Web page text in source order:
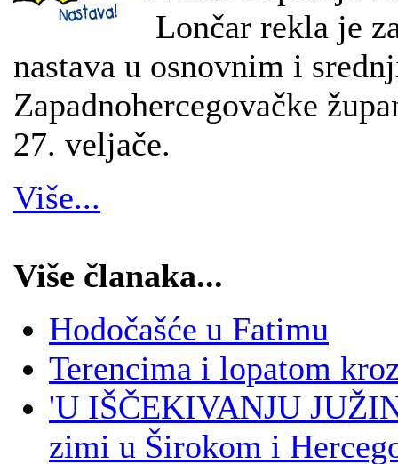
Lončar rekla je
nastava u osnovnim i
Zapadnohercegovačke
27. veljače.
Više...
Više članaka...
Hodočašće u Fatimu
Terencima i lopatom
'U IŠČEKIVANJU
zimi u Širokom i